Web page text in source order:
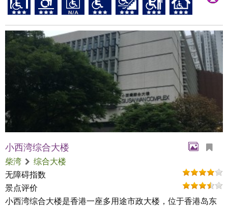
小西湾综合大楼
柴湾
综合大楼
无障碍指数
景点评价
小西湾综合大楼是香港一座多用途市政大楼，位于香港岛东